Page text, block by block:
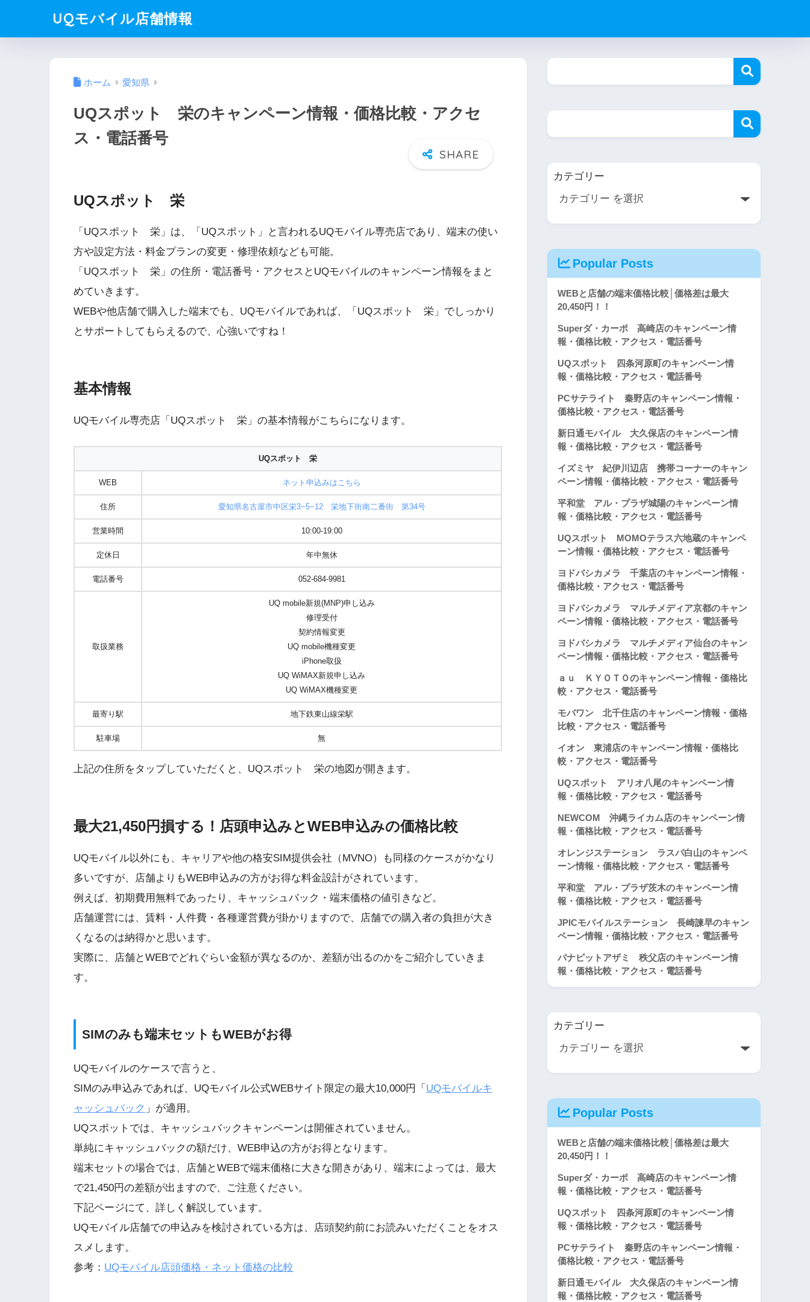
UQモバイル店舗情報
ホーム 愛知県
UQスポット 栄のキャンペーン情報・価格比較・アクセ
ス・電話番号
UQスポット 栄
「UQスポット 栄」は、「UQスポット」と言われるUQモバイル専売店であり、端末の使い
方や設定方法・料金プランの変更・修理依頼なども可能。
「UQスポット 栄」の住所・電話番号・アクセスとUQモバイルのキャンペーン情報をまと
めていきます。
WEBや他店舗で購入した端末でも、UQモバイルであれば、「UQスポット 栄」でしっかり
とサポートしてもらえるので、心強いですね！
基本情報
UQモバイル専売店「UQスポット 栄」の基本情報がこちらになります。
UQスポット 栄
WEB ネット申込みはこちら
住所 愛知県名古屋市中区栄3−5−12 栄地下街南二番街 第34号
営業時間 10:00-19:00
定休日 年中無休
電話番号 052-684-9981
取扱業務
UQ mobile新規(MNP)申し込み
修理受付
契約情報変更
UQ mobile機種変更
iPhone取扱
UQ WiMAX新規申し込み
UQ WiMAX機種変更
最寄り駅 地下鉄東山線栄駅
駐車場 無
上記の住所をタップしていただくと、UQスポット 栄の地図が開きます。
最大21,450円損する！店頭申込みとWEB申込みの価格比較
UQモバイル以外にも、キャリアや他の格安SIM提供会社（MVNO）も同様のケースがかなり
多いですが、店舗よりもWEB申込みの方がお得な料金設計がされています。
例えば、初期費用無料であったり、キャッシュバック・端末価格の値引きなど。
店舗運営には、賃料・人件費・各種運営費が掛かりますので、店舗での購入者の負担が大き
くなるのは納得かと思います。
実際に、店舗とWEBでどれぐらい金額が異なるのか、差額が出るのかをご紹介していきま
す。
SIMのみも端末セットもWEBがお得
UQモバイルのケースで言うと、
SIMのみ申込みであれば、UQモバイル公式WEBサイト限定の最大10,000円「 UQモバイルキ
ャッシュバック 」が適用。
UQスポットでは、キャッシュバックキャンペーンは開催されていません。
単純にキャッシュバックの額だけ、WEB申込の方がお得となります。
端末セットの場合では、店舗とWEBで端末価格に大きな開きがあり、端末によっては、最大
で21,450円の差額が出ますので、ご注意ください。
下記ページにて、詳しく解説しています。
UQモバイル店舗での申込みを検討されている方は、店頭契約前にお読みいただくことをオス
スメします。
参考： UQモバイル店頭価格・ネット価格の比較
カテゴリー
Popular Posts
WEBと店舗の端末価格比較│価格差は最大
20,450円！！
Superダ・カーポ 高崎店のキャンペーン情
報・価格比較・アクセス・電話番号
UQスポット 四条河原町のキャンペーン情
報・価格比較・アクセス・電話番号
PCサテライト 秦野店のキャンペーン情報・
価格比較・アクセス・電話番号
新日通モバイル 大久保店のキャンペーン情
報・価格比較・アクセス・電話番号
イズミヤ 紀伊川辺店 携帯コーナーのキャン
ペーン情報・価格比較・アクセス・電話番号
平和堂 アル・プラザ城陽のキャンペーン情
報・価格比較・アクセス・電話番号
UQスポット MOMOテラス六地蔵のキャンペ
ーン情報・価格比較・アクセス・電話番号
ヨドバシカメラ 千葉店のキャンペーン情報・
価格比較・アクセス・電話番号
ヨドバシカメラ マルチメディア京都のキャン
ペーン情報・価格比較・アクセス・電話番号
ヨドバシカメラ マルチメディア仙台のキャン
ペーン情報・価格比較・アクセス・電話番号
ａｕ ＫＹＯＴＯのキャンペーン情報・価格比
較・アクセス・電話番号
モバワン 北千住店のキャンペーン情報・価格
比較・アクセス・電話番号
イオン 東浦店のキャンペーン情報・価格比
較・アクセス・電話番号
UQスポット アリオ八尾のキャンペーン情
報・価格比較・アクセス・電話番号
NEWCOM 沖縄ライカム店のキャンペーン情
報・価格比較・アクセス・電話番号
オレンジステーション ラスパ白山のキャンペ
ーン情報・価格比較・アクセス・電話番号
平和堂 アル・プラザ茨木のキャンペーン情
報・価格比較・アクセス・電話番号
JPICモバイルステーション 長崎諫早のキャン
ペーン情報・価格比較・アクセス・電話番号
パナピットアザミ 秩父店のキャンペーン情
報・価格比較・アクセス・電話番号
カテゴリー
Popular Posts
WEBと店舗の端末価格比較│価格差は最大
20,450円！！
Superダ・カーポ 高崎店のキャンペーン情
報・価格比較・アクセス・電話番号
UQスポット 四条河原町のキャンペーン情
報・価格比較・アクセス・電話番号
PCサテライト 秦野店のキャンペーン情報・
価格比較・アクセス・電話番号
新日通モバイル 大久保店のキャンペーン情
報・価格比較・アクセス・電話番号